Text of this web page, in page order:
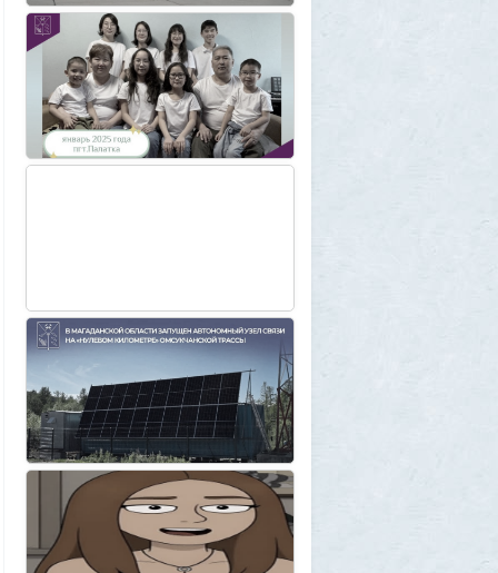
1
Ult 31 июля 2026, 01:06
Борис Вальехо написал последнюю
картину и уходит на покой
1
1GR 30 июля 2026, 18:12
Две девушки столкнулись с медведем на
туристической тропе у Магадана
1
Azatoth 30 июля 2026, 17:17
Веселые картинки
12
29 июля 2026, 23:44
Плоская земля
SuperVal 29 июля 2026, 23:39
Текущий геополитический расклад
4
Voldemar
29 июля 2026, 21:37
Американские жулики
28 июля 2026, 23:38
Режиссёры, которые разносили чужие